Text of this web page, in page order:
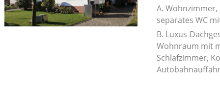
A. Wohnzimmer,
separates WC
B. Luxus-
Wohnraum mit
Schlafzimmer,